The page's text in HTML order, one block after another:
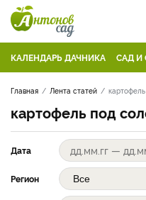
КАЛЕНДАРЬ ДАЧНИКА САД И
Главная Лента статей
картофель под
Дата
Регион